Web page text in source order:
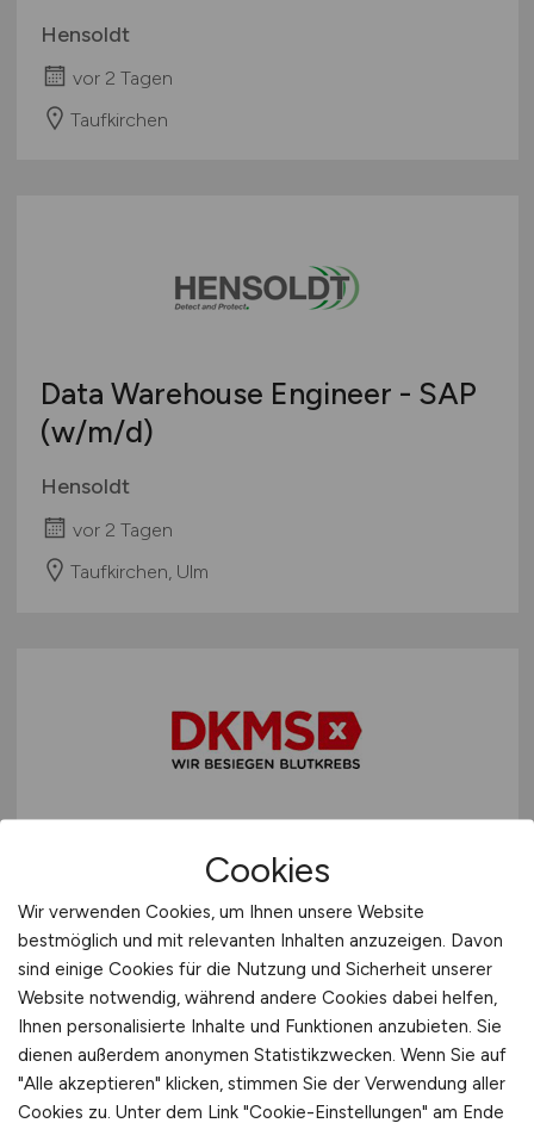
Hensoldt
vor 2 Tagen
Taufkirchen
Data Warehouse Engineer - SAP
(w/m/d)
Hensoldt
vor 2 Tagen
Taufkirchen, Ulm
Data Scientist als Senior KI
Solution Engineer(m/w/d)
DKMS Group gGmbH
vor 3 Tagen
Tübingen, Köln
Cookies
Wir verwenden Cookies, um Ihnen unsere Website
bestmöglich und mit relevanten Inhalten anzuzeigen. Davon
sind einige Cookies für die Nutzung und Sicherheit unserer
Website notwendig, während andere Cookies dabei helfen,
Ihnen personalisierte Inhalte und Funktionen anzubieten. Sie
dienen außerdem anonymen Statistikzwecken. Wenn Sie auf
"Alle akzeptieren" klicken, stimmen Sie der Verwendung aller
Cookies zu. Unter dem Link "Cookie-Einstellungen" am Ende